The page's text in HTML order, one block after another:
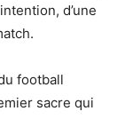
d’une
football
sacre qui